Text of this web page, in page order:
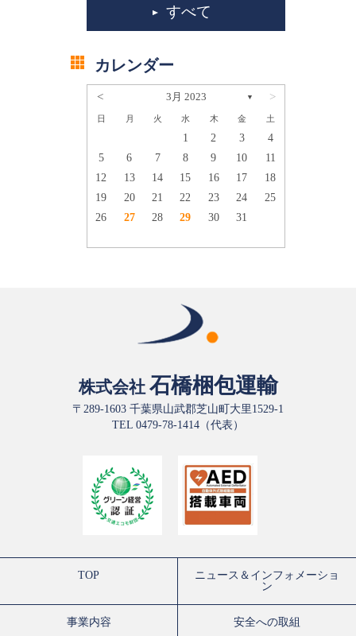
すべて
カレンダー
< 3月 2023 ▼ >
日 月 火 水 木 金 土
1 2 3
4
5
6 7 8 9 10
11
12
13 14 15 16 17
18
19
20 21 22 23 24
25
26
27 28 29 30 31
株式会社 石橋梱包運輸
〒289-1603 千葉県山武郡芝山町大里1529-1
TEL 0479-78-1414（代表）
TOP
ニュース＆インフォメーショ
ン
事業内容 安全への取組